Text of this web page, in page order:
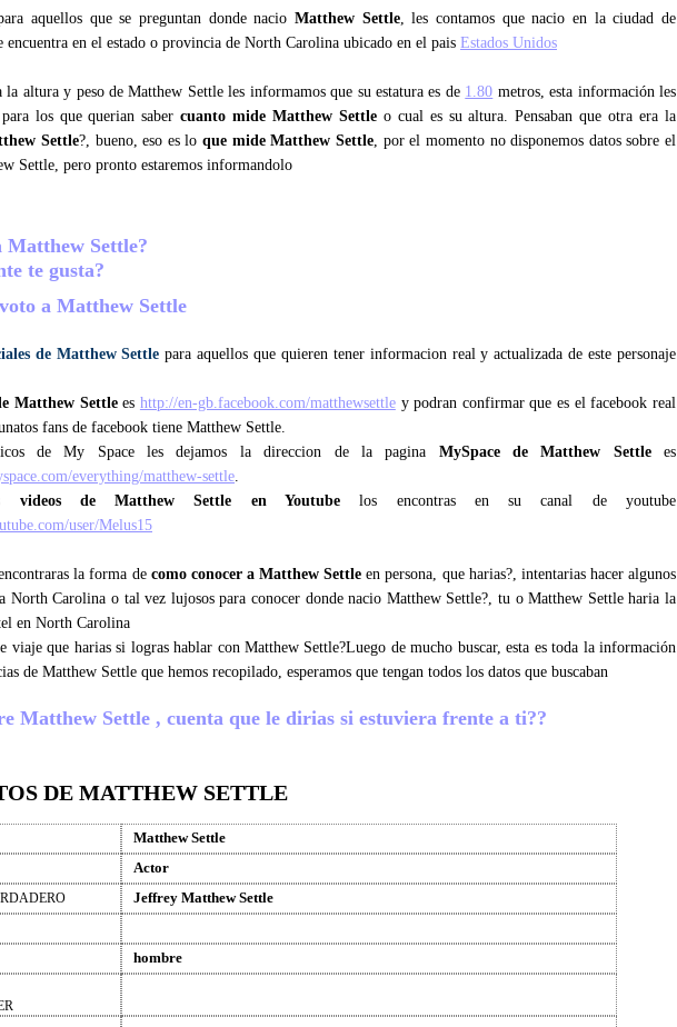
aquellos que se preguntan donde nacio Matthew Settle, les contamos que nacio en la ciudad de
encuentra en el estado o provincia de North Carolina ubicado en el pais Estados Unidos
la altura y peso de Matthew Settle les informamos que su estatura es de 1.80 metros, esta información les
los que querian sabercuanto mide Matthew Settleo cual es su altura. Pensaban que otra era la
Settle?, bueno, eso es loque mide Matthew Settle, por el momento no disponemos datos sobre el
Settle, pero pronto estaremos informandolo
Matthew Settle?
te gusta?
a Matthew Settle
de Matthew Settle para aquellos que quieren tener informacion real y actualizada de este personaje
Matthew Settlees http://en-gb.facebook.com/matthewsettley podran confirmar que es el facebook real
fans de facebook tiene Matthew Settle.
de My Space les dejamos la direccion de la pagina MySpace de Matthew Settlees
everything/matthew-settle.
videos de Matthew Settle en Youtube los encontras en su canal de youtube
user/Melus15
la forma de como conocer a Matthew Settle en persona, que harias?, intentarias hacer algunos
North Carolina o tal vez lujosos para conocer donde nacio Matthew Settle?, tu o Matthew Settle haria la
en North Carolina
viaje que harias si logras hablar con Matthew Settle?Luego de mucho buscar, esta es toda la información
de Matthew Settle que hemos recopilado, esperamos que tengan todos los datos que buscaban
Matthew Settle , cuenta que le dirias si estuviera frente a ti??
DE MATTHEW SETTLE
Matthew Settle
Actor
Jeffrey Matthew Settle
hombre